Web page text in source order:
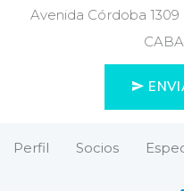
Avenida Córdoba 1309
Perfil Socios